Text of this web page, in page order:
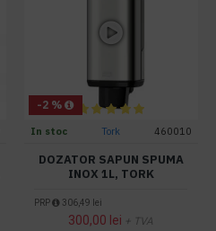
-2 %
In stoc Tork 460010
DOZATOR SAPUN SPUMA
INOX 1L, TORK
PRP 306,49 lei
300,00 lei + TVA